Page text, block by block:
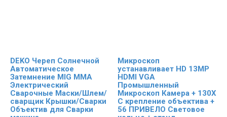
DEKO Череп Солнечной
Автоматическое
Затемнение MIG ММА
Электрический
Сварочные Маски/Шлем/
сварщик Крышки/Сварки
Объектив для Сварки
Микроскоп
устанавливает HD 13MP
HDMI VGA
Промышленный
Микроскоп Камера + 130X
C крепление объектива +
56 ПРИВЕЛО Световое